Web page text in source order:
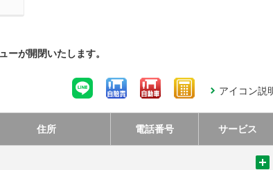
ーが開閉いたします。
アイコン説
住所 電話番号 サービス